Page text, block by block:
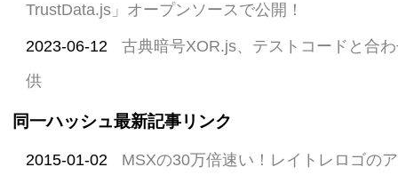
TrustData.js」オープンソースで公開！
2023-06-12
古典暗号XOR.js、テストコードと合
供
同一ハッシュ最新記事リンク
2015-01-02 MSXの30万倍速い！レイトレロゴの